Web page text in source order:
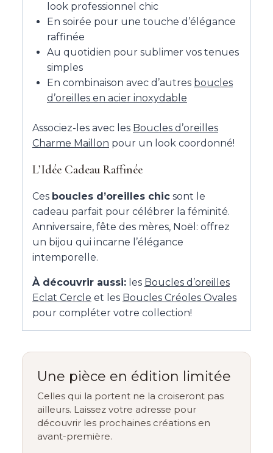
look professionnel chic
En soirée pour une touche d’élégance
raffinée
Au quotidien pour sublimer vos tenues
simples
En combinaison avec d’autres boucles
d’oreilles en acier inoxydable
Associez-les avec les Boucles d’oreilles
Charme Maillon pour un look coordonné!
L’Idée Cadeau Raffinée
Ces boucles d’oreilles chic sont le
cadeau parfait pour célébrer la féminité.
Anniversaire, fête des mères, Noël: offrez
un bijou qui incarne l’élégance
intemporelle.
À découvrir aussi: les Boucles d’oreilles
Eclat Cercle et les Boucles Créoles Ovales
pour compléter votre collection!
Une pièce en édition limitée
Celles qui la portent ne la croiseront pas
ailleurs. Laissez votre adresse pour
découvrir les prochaines créations en
avant-première.